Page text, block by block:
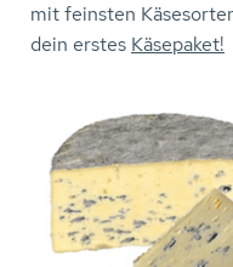
mit feinsten
dein erstes Käsepaket!